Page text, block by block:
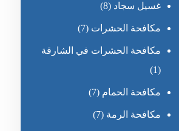
غسيل سجاد (8)
مكافحة الحشرات (7)
مكافحة الحشرات في الشارقة
(1)
مكافحة الحمام (7)
مكافحة الرمة (7)